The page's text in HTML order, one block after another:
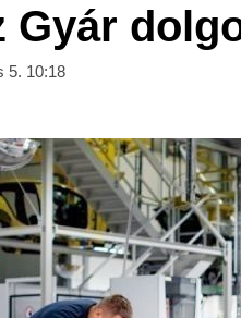
Gyár
5. 10:18